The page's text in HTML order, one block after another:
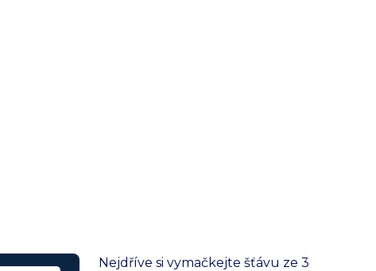
Nejdříve si vymačkejte šťávu ze 3